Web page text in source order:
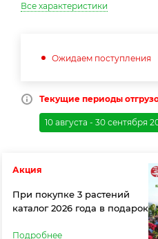
Все характеристики
Ожидаем поступления
Текущие периоды
10 августа - 30 сентября
Акция
При покупке 3 растений
каталог 2026 года в подарок
Подробнее